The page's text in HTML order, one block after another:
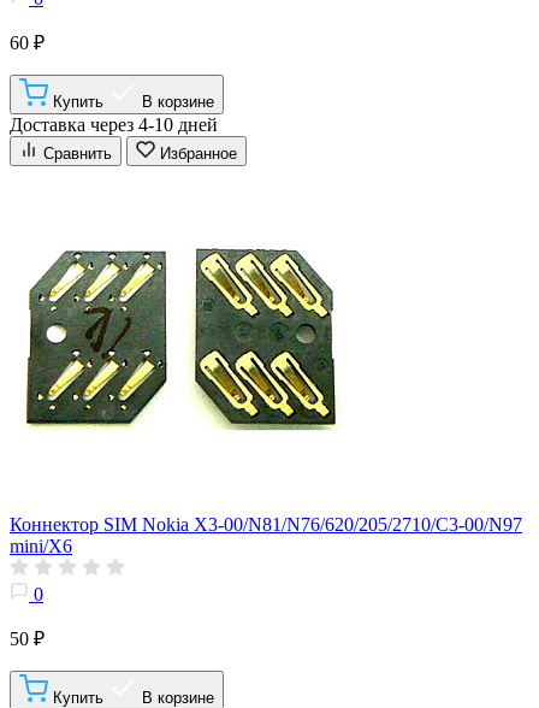
60 ₽
Купить В корзине
Доставка через 4-10 дней
Сравнить Избранное
Коннектор SIM Nokia X3-00/N81/N76/620/205/2710/C3-00/N97
mini/X6
0
50 ₽
Купить В корзине